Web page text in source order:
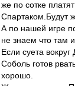
же по сотке
Спартаком.Будут
А по нашей игре
не знаем что там и
Если суета
Соболь готов
хорошо.